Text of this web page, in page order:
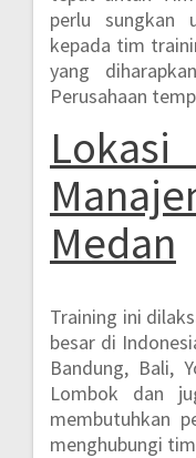
perlu sungkan
kepada tim
yang
Perusahaan
Medan
Training ini
besar di
Bandung, Bali,
Lombok dan
membutuhkan
menghubungi